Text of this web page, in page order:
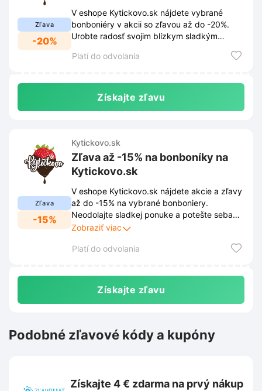
Zľava
-20%
V eshope Kytickovo.sk nájdete vybrané
bonboniéry v akcii so zľavou až do -20%.
Urobte radosť svojim blízkym sladkým
Platí do odvolania
Získajte zľavu
Zľava
-15%
Kytickovo.sk
Zľava až -15% na bonboníky na
Kytickovo.sk
V eshope Kytickovo.sk nájdete akcie a zľavy
až do -15% na vybrané bonboniery.
Neodolajte sladkej ponuke a potešte seba
alebo svojich blízkych lahodnou bonbonierou
Zobraziť viac
Platí do odvolania
Získajte zľavu
Podobné zľavové kódy a kupóny
Získajte 4 € zdarma na prvý nákup